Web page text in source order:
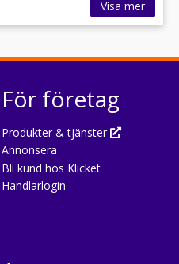
Visa mer
För företag
Produkter & tjänster
Annonsera
Bli kund hos Klicket
Handlarlogin